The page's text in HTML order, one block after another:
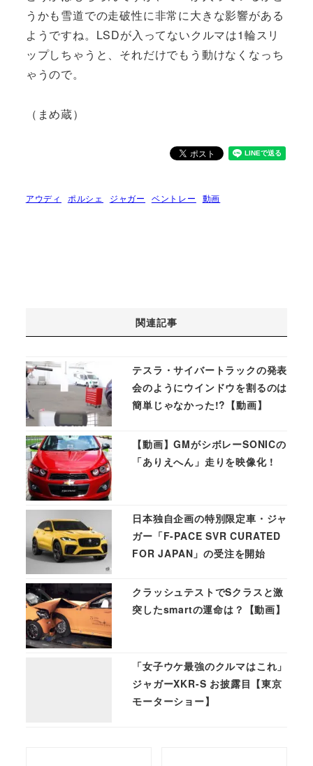
うかも雪道での走破性に非常に大きな影響がある
ようですね。LSDが入ってないクルマは1輪スリ
ップしちゃうと、それだけでもう動けなくなっち
ゃうので。
（まめ蔵）
アウディ ポルシェ ジャガー ベントレー 動画
関連記事
テスラ・サイバートラックの発表
会のようにウインドウを割るのは
簡単じゃなかった!?【動画】
【動画】GMがシボレーSONICの
「ありえへん」走りを映像化 !
日本独自企画の特別限定車・ジャ
ガー「F-PACE SVR CURATED
FOR JAPAN」の受注を開始
クラッシュテストでSクラスと激
突したsmartの運命は？【動画】
「女子ウケ最強のクルマはこれ」
ジャガーXKR-S お披露目【東京
モーターショー】